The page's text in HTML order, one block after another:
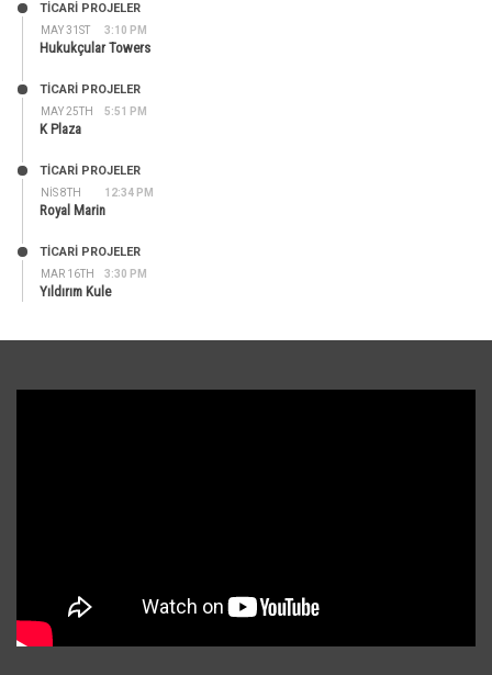
MAY 31ST 3:10 PM
TİCARİ PROJELER
Hukukçular Towers
MAY 25TH 5:51 PM
TİCARİ PROJELER
K Plaza
NIS 8TH 12:34 PM
TİCARİ PROJELER
Royal Marin
MAR 16TH 3:30 PM
TİCARİ PROJELER
Yıldırım Kule